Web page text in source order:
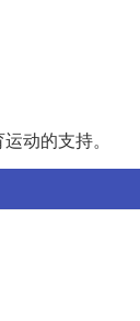
动的支持。